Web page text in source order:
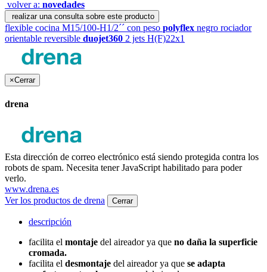
volver a: novedades
realizar una consulta sobre este producto
flexible cocina M15/100-H1/2´´ con peso polyflex negro rociador
orientable reversible duojet360 2 jets H(F)22x1
×Cerrar
drena
Esta dirección de correo electrónico está siendo protegida contra los
robots de spam. Necesita tener JavaScript habilitado para poder
verlo.
www.drena.es
Ver los productos de drena
Cerrar
descripción
facilita el montaje del aireador ya que no daña la superficie
cromada.
facilita el desmontaje del aireador ya que se adapta